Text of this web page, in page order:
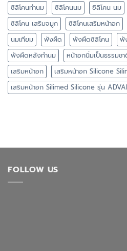
ซิลิโคนทำนม
ซิลิโคนนม ซิลิโคน นม
ซิลิโคน เสริมจมูก
ซิลิโคนเสริมหน้าอก
นมเทียม
พังผืด พังผืดซิลิโคน พั
พังผืดหลังทำนม
หน้าอกนิ่มเป็นธรรมชา
เสริมหน้าอก
เสริมหน้าอก Silicone
เสริมหน้าอก Silimed Silicone รุ่น
FOLLOW US